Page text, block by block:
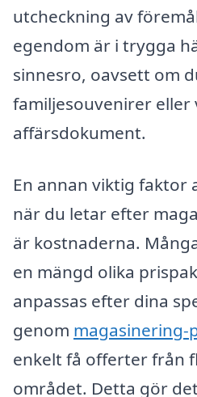
utcheckning av
egendom är i trygga
sinnesro, oavsett om
familjesouvenirer eller
affärsdokument.
En annan viktig faktor
när du letar efter
är kostnaderna.
en mängd olika
anpassas efter dina
genom magasinering-
enkelt få offerter från
området. Detta gör